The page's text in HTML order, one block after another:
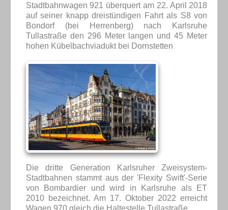
Stadtbahnwagen 921 überquert am 22. April 2018
auf seiner knapp dreistündigen Fahrt als S8 von
Bondorf (bei Herrenberg) nach Karlsruhe
Tullastraße den 296 Meter langen und 45 Meter
hohen Kübelbachviadukt bei Dornstetten
Die dritte Generation Karlsruher Zweisystem-
Stadtbahnen stammt aus der 'Flexity Swift'-Serie
von Bombardier und wird in Karlsruhe als ET
2010 bezeichnet. Am 17. Oktober 2022 erreicht
Wagen 970 gleich die Haltestelle Tullastraße.